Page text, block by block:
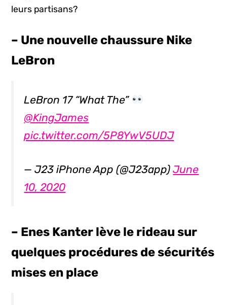
leurs partisans?
– Une nouvelle chaussure Nike
LeBron
LeBron 17 “What The”
@KingJames
pic.twitter.com/5P8YwV5UDJ
— J23 iPhone App (@J23app)June
10, 2020
– Enes Kanter lève le rideau sur
quelques procédures de sécurités
mises en place